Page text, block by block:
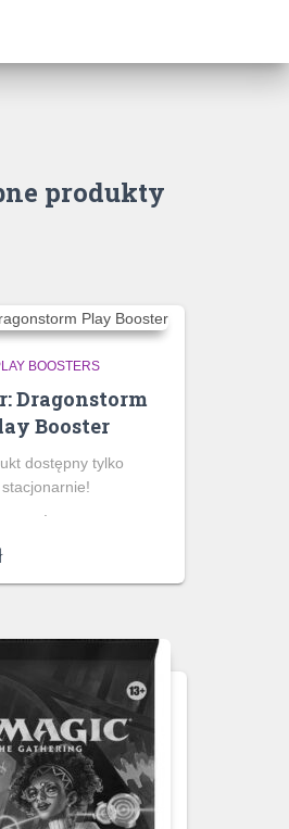
produkty
BOOSTERS
Dragonstorm
Booster
dostępny tylko
stacjonarnie!
.